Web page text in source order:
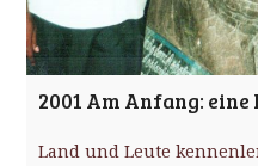
2001 Am Anfang:
Land und Leute